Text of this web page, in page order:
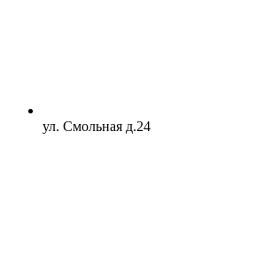
ул. Смольная д.24